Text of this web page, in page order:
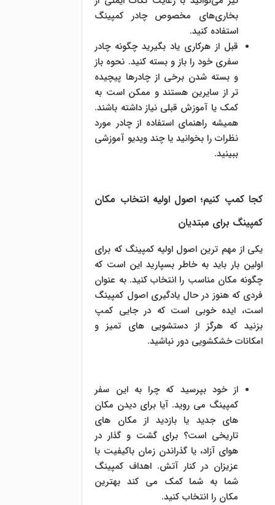
بخاری‌های مخصوص چادر کمپینگ
استفاده کنید.
قبل از هرکاری یاد بگیرید چگونه چادر
سفری خود را باز و بسته کنید. نحوه باز
و بسته شدن برخی از چادرها پیچیده
تر از سایرین هستند و ممکن است به
کمک یا آموزش قبلی نیاز داشته باشند.
همیشه راهنمای استفاده از چادر مورد
نظرات را بخوانید یا چند ویدیو آموزشی
ببینید.
کجا کمپ کنیم؛ اصول اولیه انتخاب مکان
کمپینگ برای مبتدیان
یکی از مهم ترین اصول اولیه کمپینگ که برای
اولین بار باید به خاطر بسپارید این است که
چگونه مکان مناسب را انتخاب کنید. به عنوان
فردی که هنوز در حال یادگیری اصول کمپینگ
است، ایده خوبی است که در جایی کمپ
بزنید که هرگز از دستشویی های تمیز و
امکانات خشکشویی دور نباشید.
از خود بپرسید که چرا به این سفر
کمپینگ می روید. آیا برای دیدن مکان
های جدید یا بازدید از مکان های
تاریخی است؟ برای گشت و گذار در
هوای آزاد، یا گذراندن زمان باکیفیت با
عزیزان در کنار آتش. اهداف کمپینگ
شما به شما کمک می کند بهترین
مکان را انتخاب کنید.